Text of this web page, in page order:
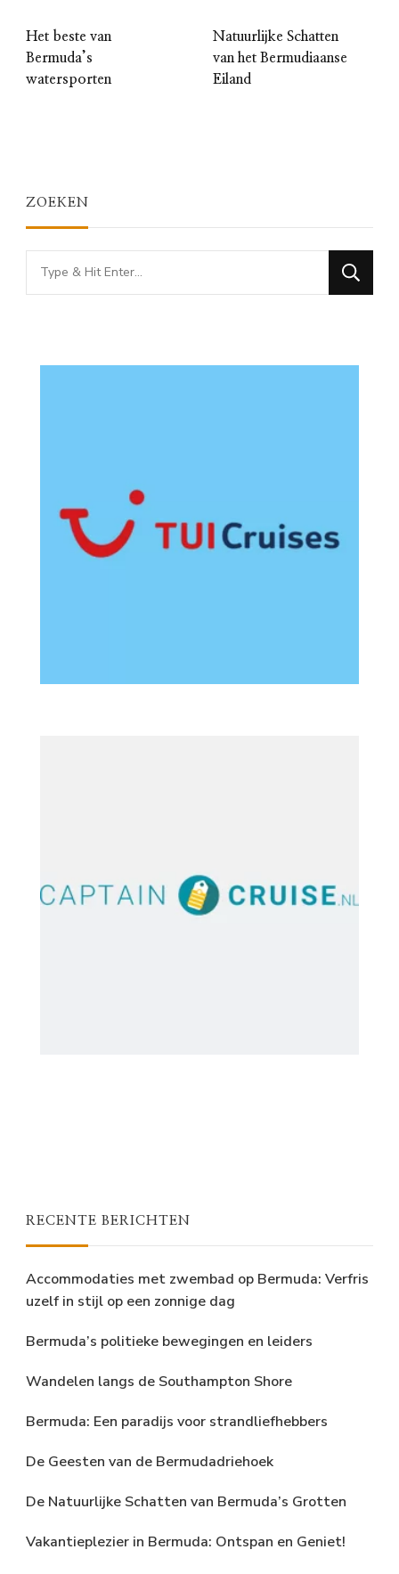
Het beste van
Bermuda’s
watersporten
Natuurlijke Schatten
van het Bermudiaanse
Eiland
ZOEKEN
Looking
for
RECENTE BERICHTEN
Accommodaties met zwembad op Bermuda: Verfris
uzelf in stijl op een zonnige dag
Bermuda’s politieke bewegingen en leiders
Wandelen langs de Southampton Shore
Bermuda: Een paradijs voor strandliefhebbers
De Geesten van de Bermudadriehoek
De Natuurlijke Schatten van Bermuda’s Grotten
Vakantieplezier in Bermuda: Ontspan en Geniet!